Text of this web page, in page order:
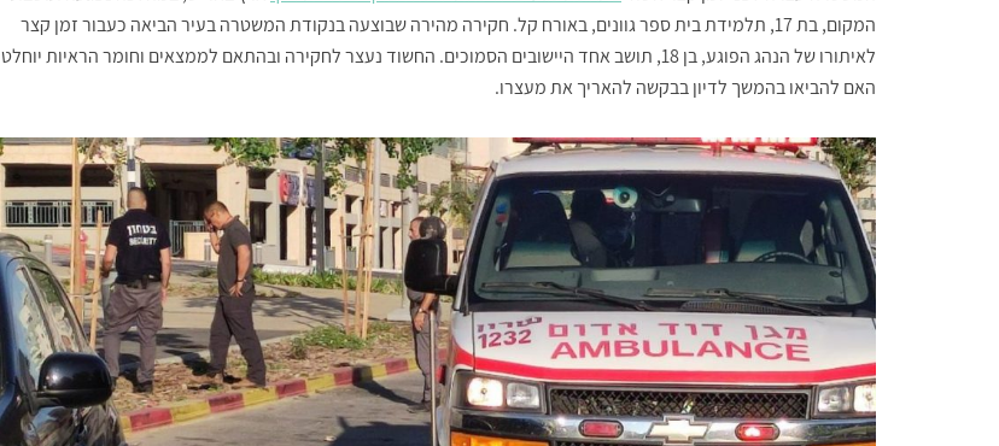
המקום, בת 17, תלמידת בית ספר גוונים, באורח קל. חקירה מהירה שבוצעה בנקודת המשטרה בעיר הביאה כעבור זמן קצר
לאיתורו של הנהג הפוגע, בן 18, תושב אחד היישובים הסמוכים. החשוד נעצר לחקירה ובהתאם לממצאים וחומר הראיות יוחלט
האם להביאו בהמשך לדיון בבקשה להאריך את מעצרו.